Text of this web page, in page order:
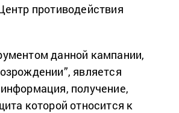
противодействия
данной кампании,
является
получение,
которой относится к